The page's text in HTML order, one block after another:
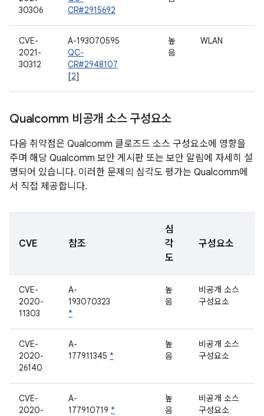
30306
CR#2915692
CVE-
2021-
30312
A-193070595
QC-
CR#2948107
[2]
높
음
WLAN
Qualcomm 비공개 소스 구성요소
다음 취약점은 Qualcomm 클로즈드 소스 구성요소에 영향을
주며 해당 Qualcomm 보안 게시판 또는 보안 알림에 자세히 설
명되어 있습니다. 이러한 문제의 심각도 평가는 Qualcomm에
서 직접 제공합니다.
CVE 참조
심
각
도
구성요소
CVE-
2020-
11303
A-
193070323
*
높
음
비공개 소스
구성요소
CVE-
2020-
26140
A-
177911345 *
높
음
비공개 소스
구성요소
CVE-
2020-
A-
177910719 *
높
음
비공개 소스
구성요소